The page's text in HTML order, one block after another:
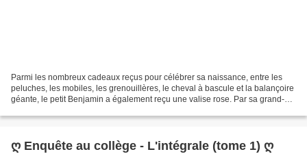
Parmi les nombreux cadeaux reçus pour célébrer sa naissance, entre les
peluches, les mobiles, les grenouillères, le cheval à bascule et la balançoire
géante, le petit Benjamin a également reçu une valise rose. Par sa grand-
ღ Enquête au collège - L'intégrale (tome 1) ღ